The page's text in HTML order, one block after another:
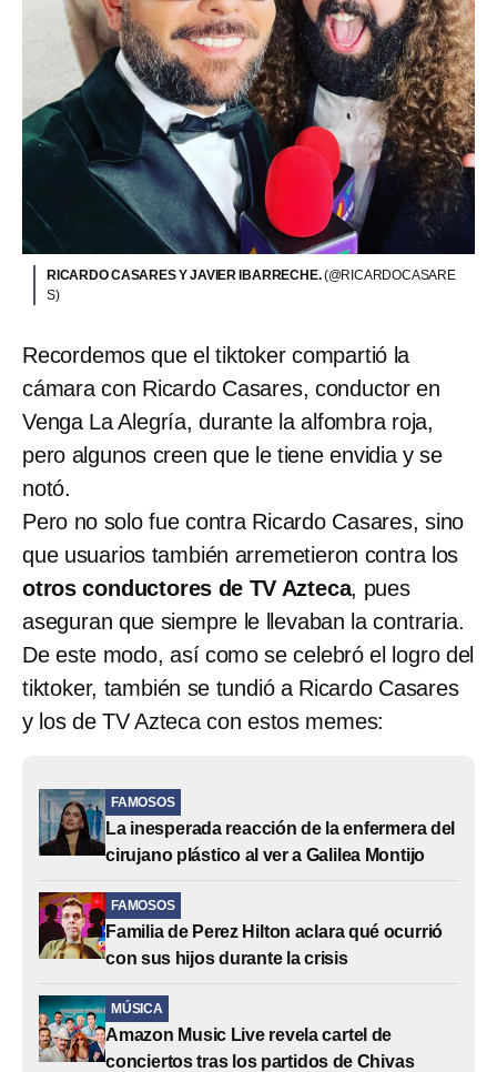
RICARDO CASARES Y JAVIER IBARRECHE.(@RICARDOCASARE
S)
Recordemos que el tiktoker compartió la
cámara con Ricardo Casares, conductor en
Venga La Alegría, durante la alfombra roja,
pero algunos creen que le tiene envidia y se
notó.
Pero no solo fue contra Ricardo Casares, sino
que usuarios también arremetieron contra los
otros conductores de TV Azteca, pues
aseguran que siempre le llevaban la contraria.
De este modo, así como se celebró el logro del
tiktoker, también se tundió a Ricardo Casares
y los de TV Azteca con estos memes:
FAMOSOS
La inesperada reacción de la enfermera del
cirujano plástico al ver a Galilea Montijo
FAMOSOS
Familia de Perez Hilton aclara qué ocurrió
con sus hijos durante la crisis
MÚSICA
Amazon Music Live revela cartel de
conciertos tras los partidos de Chivas